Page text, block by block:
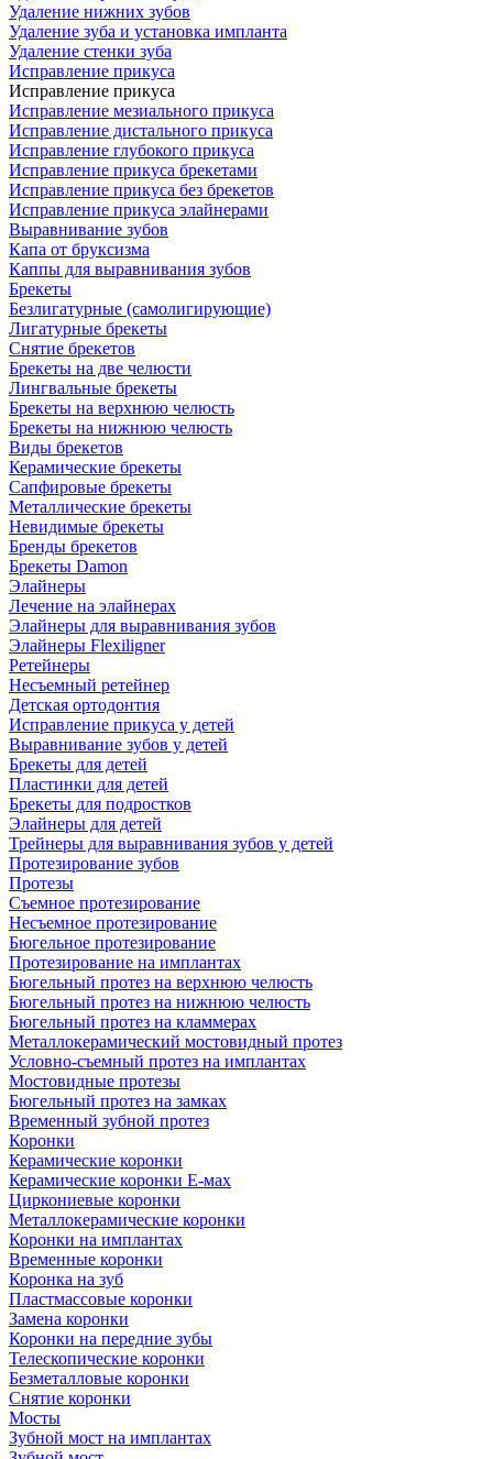
Удаление нижних зубов
Удаление зуба и установка импланта
Удаление стенки зуба
Исправление прикуса
Исправление прикуса
Исправление мезиального прикуса
Исправление дистального прикуса
Исправление глубокого прикуса
Исправление прикуса брекетами
Исправление прикуса без брекетов
Исправление прикуса элайнерами
Выравнивание зубов
Капа от бруксизма
Каппы для выравнивания зубов
Брекеты
Безлигатурные (самолигирующие)
Лигатурные брекеты
Снятие брекетов
Брекеты на две челюсти
Лингвальные брекеты
Брекеты на верхнюю челюсть
Брекеты на нижнюю челюсть
Виды брекетов
Керамические брекеты
Сапфировые брекеты
Металлические брекеты
Невидимые брекеты
Бренды брекетов
Брекеты Damon
Элайнеры
Лечение на элайнерах
Элайнеры для выравнивания зубов
Элайнеры Flexiligner
Ретейнеры
Несъемный ретейнер
Детская ортодонтия
Исправление прикуса у детей
Выравнивание зубов у детей
Брекеты для детей
Пластинки для детей
Брекеты для подростков
Элайнеры для детей
Трейнеры для выравнивания зубов у детей
Протезирование зубов
Протезы
Съемное протезирование
Несъемное протезирование
Бюгельное протезирование
Протезирование на имплантах
Бюгельный протез на верхнюю челюсть
Бюгельный протез на нижнюю челюсть
Бюгельный протез на кламмерах
Металлокерамический мостовидный протез
Условно-съемный протез на имплантах
Мостовидные протезы
Бюгельный протез на замках
Временный зубной протез
Коронки
Керамические коронки
Керамические коронки Е-мах
Циркониевые коронки
Металлокерамические коронки
Коронки на имплантах
Временные коронки
Коронка на зуб
Пластмассовые коронки
Замена коронки
Коронки на передние зубы
Телескопические коронки
Безметалловые коронки
Снятие коронки
Мосты
Зубной мост на имплантах